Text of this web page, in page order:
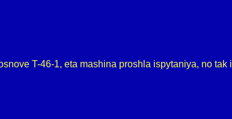
T-46-1, eta mashina proshla ispytaniya, no tak